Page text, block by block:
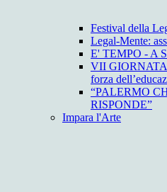
Festival della
Legal-Mente:
E' TEMPO - A
VII
forza
“PALERMO
RISPONDE”
Impara l'Arte